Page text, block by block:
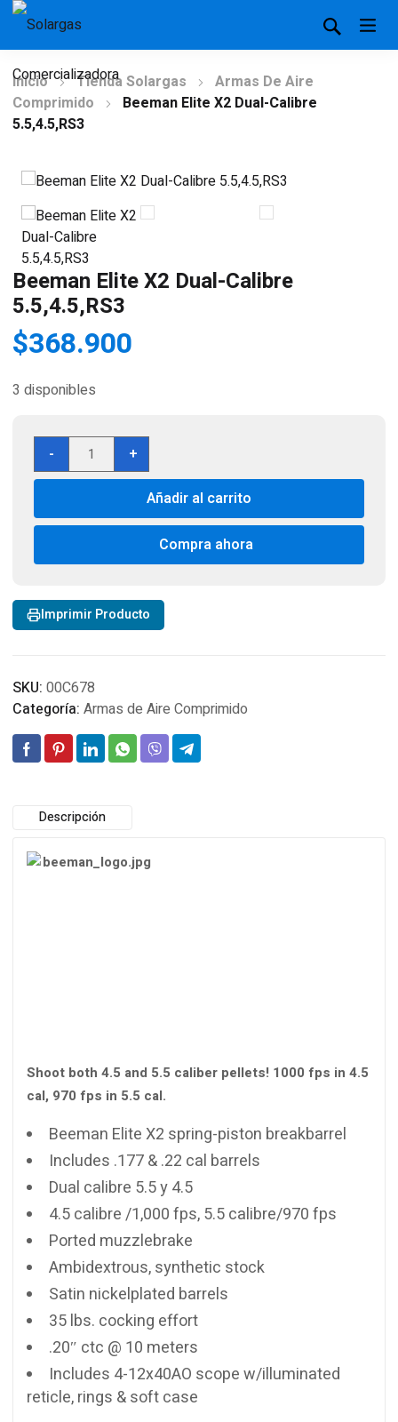
Inicio Tienda Solargas
Armas De Aire
Comprimido
Beeman Elite X2 Dual-Calibre
5.5,4.5,RS3
Beeman Elite X2 Dual-Calibre
5.5,4.5,RS3
$368.900
3 disponibles
-
Beeman
Elite
X2
Calibre
cantidad
+
Añadir al carrito
Compra ahora
Imprimir Producto
SKU: 00C678
Categoría: Armas de Aire Comprimido
Descripción
Shoot both 4.5 and 5.5 caliber pellets! 1000 fps in 4.5
cal, 970 fps in 5.5 cal.
Beeman Elite X2 spring-piston breakbarrel
Includes .177 & .22 cal barrels
Dual calibre 5.5 y 4.5
4.5 calibre /1,000 fps, 5.5 calibre/970 fps
Ported muzzlebrake
Ambidextrous, synthetic stock
Satin nickelplated barrels
35 lbs. cocking effort
.20″ ctc @ 10 meters
Includes 4-12x40AO scope w/illuminated
reticle, rings & soft case